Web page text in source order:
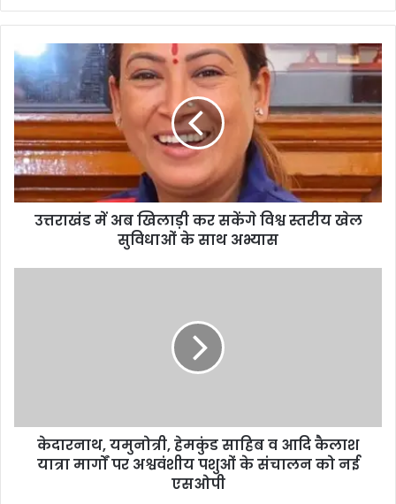
उत्तराखंड में अब खिलाड़ी कर सकेंगे विश्व स्तरीय खेल
सुविधाओं के साथ अभ्यास
केदारनाथ, यमुनोत्री, हेमकुंड साहिब व आदि कैलाश
यात्रा मार्गों पर अश्ववंशीय पशुओं के संचालन को नई
एसओपी